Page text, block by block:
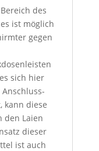
des
ist möglich
gegen
sich hier
kann diese
den Laien
dieser
ist auch